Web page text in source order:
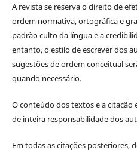
A revista se reserva o direito de
ordem normativa, ortográfica e
padrão culto da língua e a
entanto, o estilo de escrever dos
sugestões de ordem conceitual
quando necessário.
O conteúdo dos textos e a citação
de inteira responsabilidade dos
Em todas as citações posteriores,